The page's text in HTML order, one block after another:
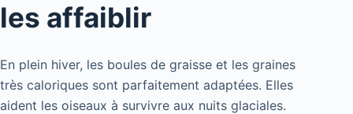
les affaiblir
En plein hiver, les boules de graisse et les graines
très caloriques sont parfaitement adaptées. Elles
aident les oiseaux à survivre aux nuits glaciales.